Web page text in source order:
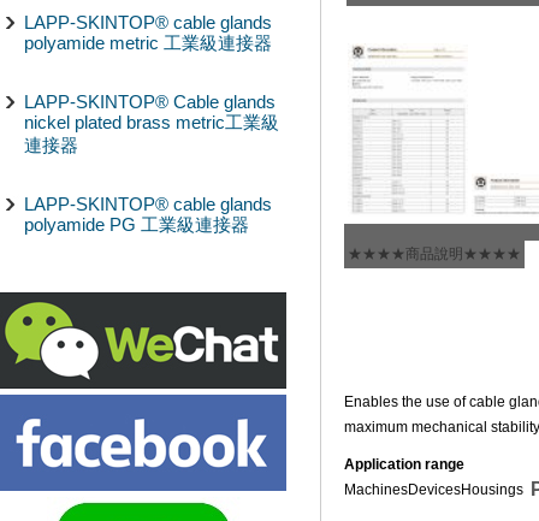
LAPP-SKINTOP® cable glands
polyamide metric 工業級連接器
LAPP-SKINTOP® Cable glands
nickel plated brass metric工業級
連接器
LAPP-SKINTOP® cable glands
polyamide PG 工業級連接器
★★★★商品說明★★★★
Enables the use of cable
maximum mechanical stability
Application range
MachinesDevicesHousings